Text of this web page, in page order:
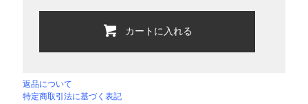
カートに入れる
返品について
特定商取引法に基づく表記